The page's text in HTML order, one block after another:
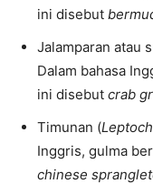
ini disebut
Jalamparan atau
Dalam bahasa
ini disebut crab
Timunan (
Inggris, gulma
chinese